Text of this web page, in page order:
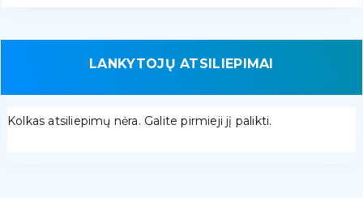
LANKYTOJŲ ATSILIEPIMAI
Kolkas atsiliepimų nėra. Galite pirmieji jį palikti.